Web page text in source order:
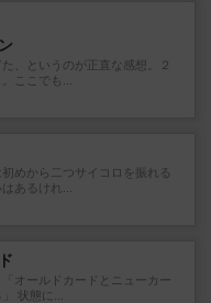
た、というのが正直な感想。２
ここでも...
めから二つサイコロを振れる
あるけれ...
オールドカードとニューカー
状態に...